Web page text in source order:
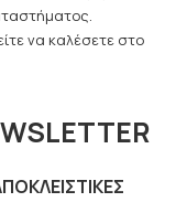
να καλέσετε στο